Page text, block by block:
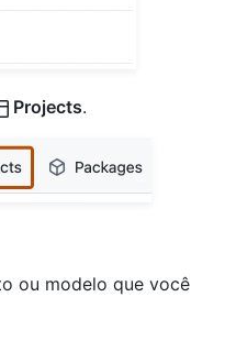
Projects.
ou modelo que você